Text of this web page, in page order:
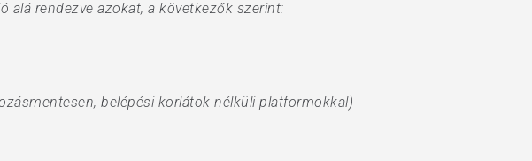
rendezve azokat, a következők szerint:
belépési korlátok nélküli platformokkal)